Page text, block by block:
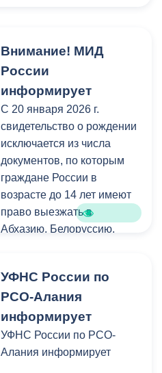
Напоминаем, что
хранение строительных
материалов,
крупногабаритного мусора
и отходов вне специально
отведённых мест
запрещено.
Настоятельно просим
жителей не нарушать
правила благоустройства,
транспорт или
самостоятельно вывозить
мусор на специально
отведённые площадки.
впервые выловленные на
улицах города животные.
Внимание! МИД
России
информирует
С 20 января 2026 г.
свидетельство о рождении
исключается из числа
документов, по которым
граждане России в
возрасте до 14 лет имеют
право выезжать в
Абхазию, Белоруссию,
УФНС России по
РСО-Алания
информирует
УФНС России по РСО-
Алания информирует